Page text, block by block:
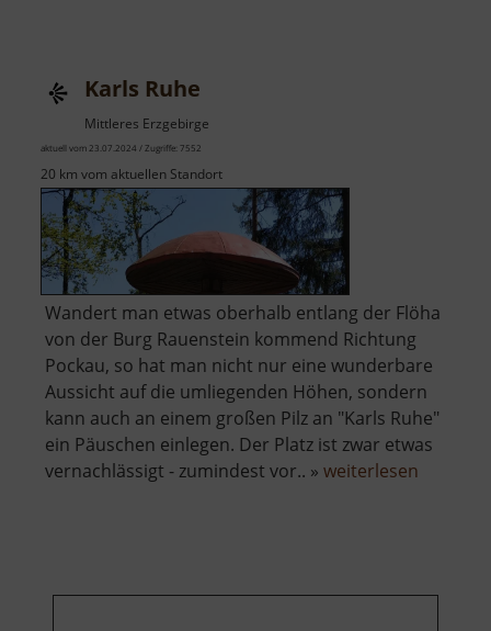
Karls Ruhe
Mittleres Erzgebirge
aktuell vom 23.07.2024 / Zugriffe: 7552
20 km vom aktuellen Standort
Wandert man etwas oberhalb entlang der Flöha
von der Burg Rauenstein kommend Richtung
Pockau, so hat man nicht nur eine wunderbare
Aussicht auf die umliegenden Höhen, sondern
kann auch an einem großen Pilz an "Karls Ruhe"
ein Päuschen einlegen. Der Platz ist zwar etwas
vernachlässigt - zumindest vor.. » weiterlesen